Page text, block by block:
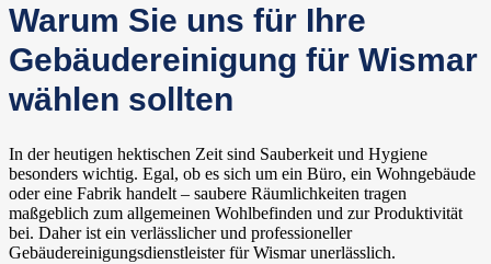
Warum Sie uns für Ihre
Gebäudereinigung für Wismar
wählen sollten
In der heutigen hektischen Zeit sind Sauberkeit und Hygiene
besonders wichtig. Egal, ob es sich um ein Büro, ein Wohngebäude
oder eine Fabrik handelt – saubere Räumlichkeiten tragen
maßgeblich zum allgemeinen Wohlbefinden und zur Produktivität
bei. Daher ist ein verlässlicher und professioneller
Gebäudereinigungsdienstleister für Wismar unerlässlich.